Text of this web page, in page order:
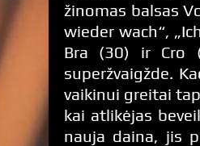
žinomas balsas
wieder wach“,
Bra (30) ir Cro
superžvaigžde.
vaikinui greitai
kai atlikėjas
nauja daina, jis